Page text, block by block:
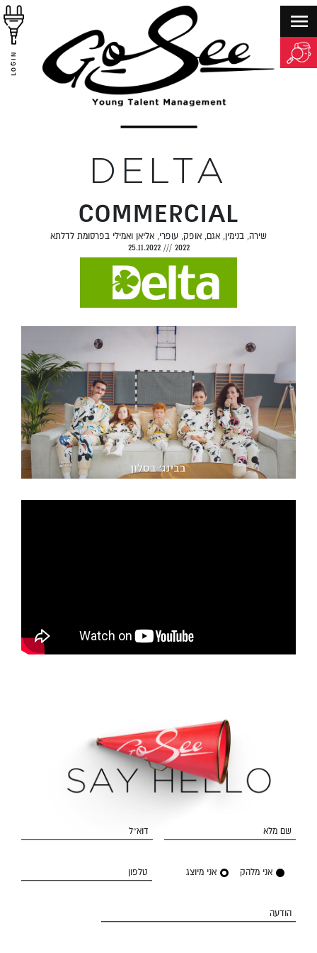
LOGIN
DELTA
COMMERCIAL
שירה, בנימין, אגם, אופק, עופרי, אליאן ואמילי בפרסומת לדלתא
2022
///
25.11.2022
שם מלא דוא״ל
אני מלהק אני מיוצג טלפון
הודעה